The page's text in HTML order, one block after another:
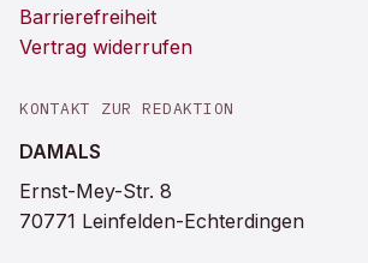
Barrierefreiheit
Vertrag widerrufen
KONTAKT ZUR REDAKTION
DAMALS
Ernst-Mey-Str. 8
70771 Leinfelden-Echterdingen